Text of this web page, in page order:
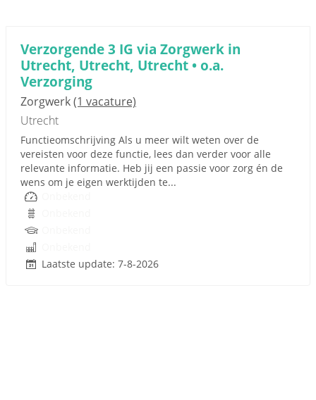
Verzorgende 3 IG via Zorgwerk in
Utrecht, Utrecht, Utrecht • o.a.
Verzorging
Zorgwerk(1 vacature)
Utrecht
Functieomschrijving Als u meer wilt weten over de
vereisten voor deze functie, lees dan verder voor alle
relevante informatie. Heb jij een passie voor zorg én de
wens om je eigen werktijden te...
Laatste update: 7-8-2026